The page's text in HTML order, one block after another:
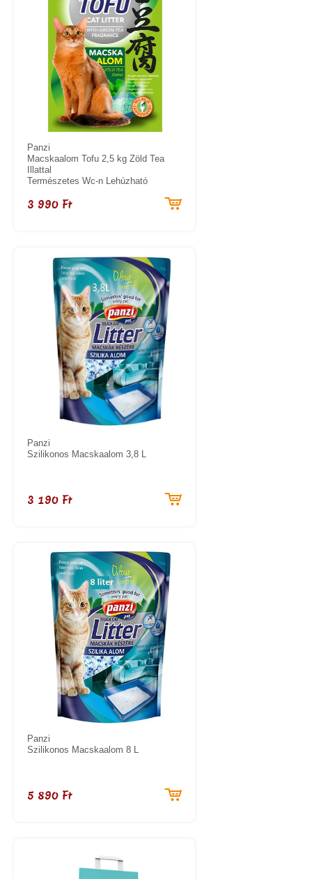
Panzi
Macskaalom Tofu 2,5 kg Zöld Tea
Illattal
Természetes Wc-n Lehúzható
3 990 Ft
Panzi
Szilikonos Macskaalom 3,8 L
3 190 Ft
Panzi
Szilikonos Macskaalom 8 L
5 890 Ft